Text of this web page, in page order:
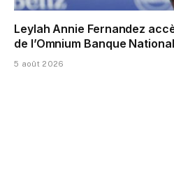
Leylah Annie Fernandez
de l’Omnium Banque
5 août 2026